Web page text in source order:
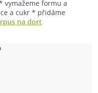
vymažeme formu a
a cukr * přidáme
na dort